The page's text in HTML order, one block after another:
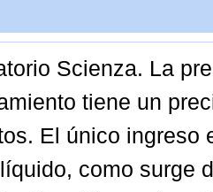
Scienza. La
tiene un
El único ingreso
como surge